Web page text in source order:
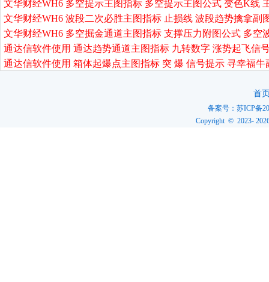
文华财经WH6 多空提示主图指标 多空提示主图公式 变色K线
文华财经WH6 波段二次必胜主图指标 止损线 波段趋势擒拿副
文华财经WH6 多空掘金通道主图指标 支撑压力附图公式 多空
通达信软件使用 通达趋势通道主图指标 九转数字 涨势起飞信
通达信软件使用 箱体起爆点主图指标 突 爆 信号提示 寻幸福
首
备案号：苏ICP备
Copyright © 2023-